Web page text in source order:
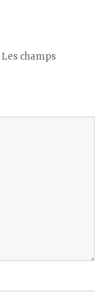
Les champs